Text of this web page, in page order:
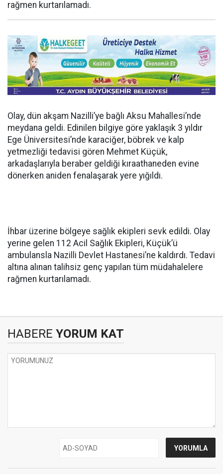
rağmen kurtarılamadı.
Olay, dün akşam Nazilli’ye bağlı Aksu Mahallesi’nde
meydana geldi. Edinilen bilgiye göre yaklaşık 3 yıldır
Ege Üniversitesi’nde karaciğer, böbrek ve kalp
yetmezliği tedavisi gören Mehmet Küçük,
arkadaşlarıyla beraber geldiği kıraathaneden evine
dönerken aniden fenalaşarak yere yığıldı.
İhbar üzerine bölgeye sağlık ekipleri sevk edildi. Olay
yerine gelen 112 Acil Sağlık Ekipleri, Küçük’ü
ambulansla Nazilli Devlet Hastanesi’ne kaldırdı. Tedavi
altına alınan talihsiz genç yapılan tüm müdahalelere
rağmen kurtarılamadı.
HABERE YORUM KAT